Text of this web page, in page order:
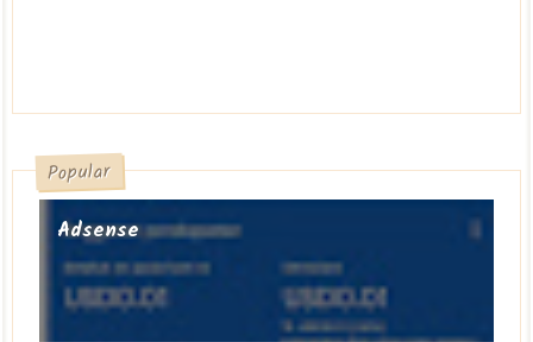
Popular
Adsense